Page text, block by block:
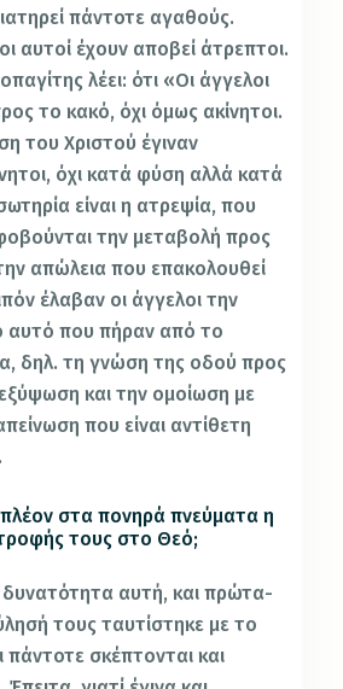
πάντοτε αγαθούς.
αυτοί έχουν αποβεί άτρεπτοι.
λέει: ότι «Οι άγγελοι
το κακό, όχι όμως ακίνητοι.
του Χριστού έγιναν
όχι κατά φύση αλλά κατά
είναι η ατρεψία, που
την μεταβολή προς
απώλεια που επακολουθεί
έλαβαν οι άγγελοι την
αυτό που πήραν από το
δηλ. τη γνώση της οδού προς
και την ομοίωση με
που είναι αντίθετη
στα πονηρά πνεύματα η
τους στο Θεό;
δυνατότητα αυτή, και πρώτα-
τους ταυτίστηκε με το
πάντοτε σκέπτονται και